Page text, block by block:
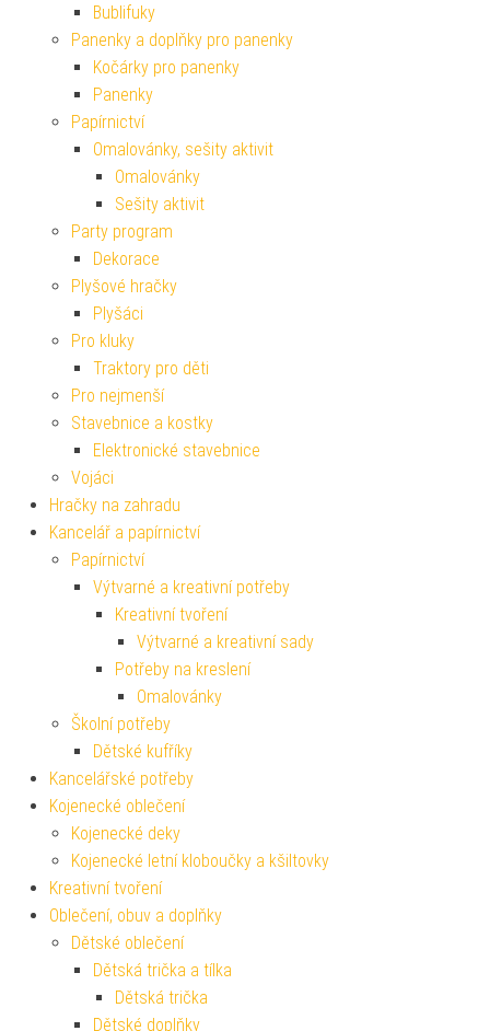
Bublifuky
Panenky a doplňky pro panenky
Kočárky pro panenky
Panenky
Papírnictví
Omalovánky, sešity aktivit
Omalovánky
Sešity aktivit
Party program
Dekorace
Plyšové hračky
Plyšáci
Pro kluky
Traktory pro děti
Pro nejmenší
Stavebnice a kostky
Elektronické stavebnice
Vojáci
Hračky na zahradu
Kancelář a papírnictví
Papírnictví
Výtvarné a kreativní potřeby
Kreativní tvoření
Výtvarné a kreativní sady
Potřeby na kreslení
Omalovánky
Školní potřeby
Dětské kufříky
Kancelářské potřeby
Kojenecké oblečení
Kojenecké deky
Kojenecké letní kloboučky a kšiltovky
Kreativní tvoření
Oblečení, obuv a doplňky
Dětské oblečení
Dětská trička a tílka
Dětská trička
Dětské doplňky